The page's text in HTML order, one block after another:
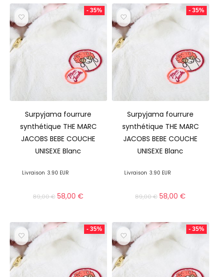
- 35%
Surpyjama fourrure
synthétique THE MARC
JACOBS BEBE COUCHE
UNISEXE Blanc
Livraison 3.90 EUR
89,00€ 58,00€
- 35%
Surpyjama fourrure
synthétique THE MARC
JACOBS BEBE COUCHE
UNISEXE Blanc
Livraison 3.90 EUR
89,00€ 58,00€
- 35% - 35%